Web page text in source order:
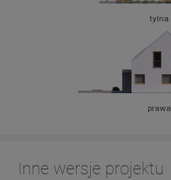
tylna
prawa
Inne wersje projektu